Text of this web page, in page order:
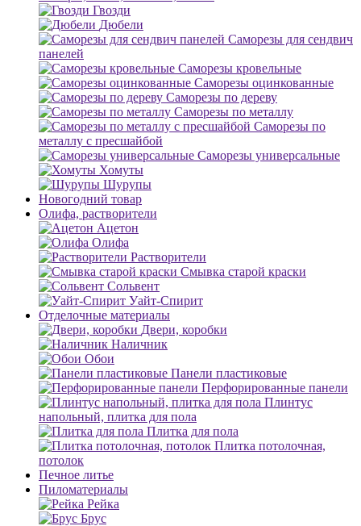
Гвозди
Дюбели
Саморезы для сендвич
панелей
Саморезы кровельные
Саморезы оцинкованные
Саморезы по дереву
Саморезы по металлу
Саморезы по
металлу с пресшайбой
Саморезы универсальные
Хомуты
Шурупы
Новогодний товар
Олифа, растворители
Ацетон
Олифа
Растворители
Смывка старой краски
Сольвент
Уайт-Спирит
Отделочные материалы
Двери, коробки
Наличник
Обои
Панели пластиковые
Перфорированные панели
Плинтус
напольный, плитка для пола
Плитка для пола
Плитка потолочная,
потолок
Печное литье
Пиломатериалы
Рейка
Брус